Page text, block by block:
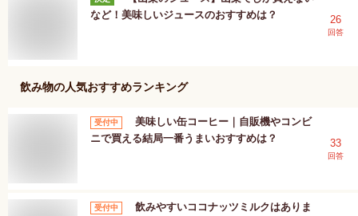
など！美味しいジュースのおすすめは？
26
回答
飲み物の人気おすすめランキング
受付中
美味しい缶コーヒー｜自販機やコンビ
ニで買える結局一番うまいおすすめは？
33
回答
受付中
飲みやすいココナッツミルクはありま